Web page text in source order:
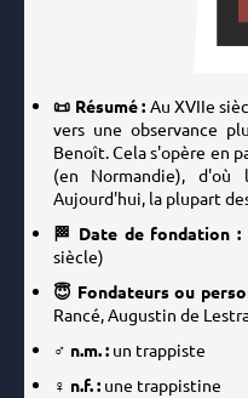
📜 Résumé : Au XVIIe
vers une observance
Benoît. Cela s'opère en
(en Normandie),
Aujourd'hui, la plupart
🏁 Date de fondation :
siècle)
😇 Fondateurs ou
Rancé, Augustin de
♂️ n.m. :un trappiste
♀️ n.f. :une trappistine